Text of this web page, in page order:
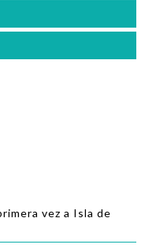
vez a Isla de